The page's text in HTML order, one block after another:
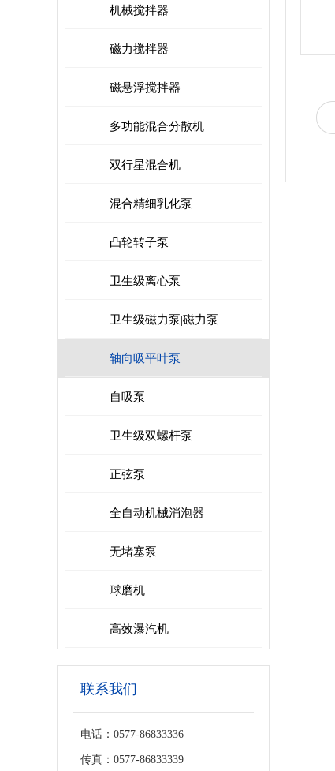
机械搅拌器
磁力搅拌器
磁悬浮搅拌器
多功能混合分散机
双行星混合机
混合精细乳化泵
凸轮转子泵
卫生级离心泵
卫生级磁力泵|磁力泵
轴向吸平叶泵
自吸泵
卫生级双螺杆泵
正弦泵
全自动机械消泡器
无堵塞泵
球磨机
高效瀑汽机
联系我们
电话：0577-86833336
传真：0577-86833339